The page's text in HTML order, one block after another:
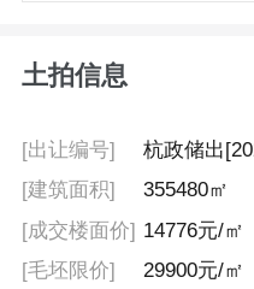
土拍信息
[出让编号]
杭政储出
[建筑面积]
355480㎡
[成交楼面价] 14776元/㎡
[毛坯限价]
29900元/㎡